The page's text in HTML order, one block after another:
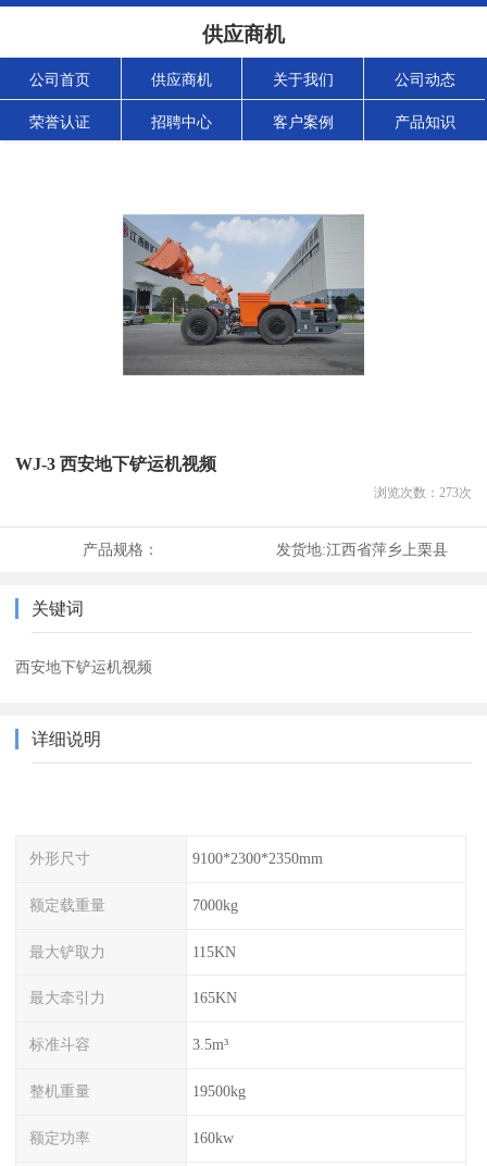
供应商机
公司首页 供应商机 关于我们 公司动态
荣誉认证 招聘中心 客户案例 产品知识
WJ-3 西安地下铲运机视频
浏览次数： 273次
产品规格： 发货地:江西省萍乡上栗县
关键词
西安地下铲运机视频
详细说明
外形尺寸 9100*2300*2350mm
额定载重量 7000kg
最大铲取力 115KN
最大牵引力 165KN
标准斗容 3.5m³
整机重量 19500kg
额定功率 160kw